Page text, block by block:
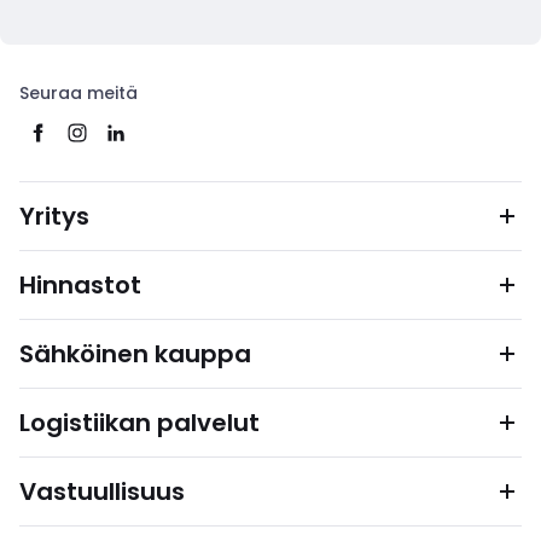
Seuraa meitä
Yritys
Hinnastot
Sähköinen kauppa
Logistiikan palvelut
Vastuullisuus